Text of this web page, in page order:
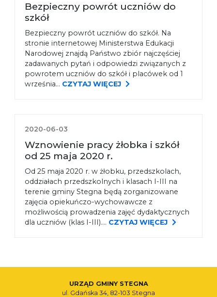
Bezpieczny powrót uczniów do
szkół
Bezpieczny powrót uczniów do szkół. Na
stronie internetowej Ministerstwa Edukacji
Narodowej znajdą Państwo zbiór najczęściej
zadawanych pytań i odpowiedzi związanych z
powrotem uczniów do szkół i placówek od 1
września... CZYTAJ WIĘCEJ
2020-06-03
Wznowienie pracy żłobka i szkół
od 25 maja 2020 r.
Od 25 maja 2020 r. w żłobku, przedszkolach,
oddziałach przedszkolnych i klasach I-III na
terenie gminy Stegna będą zorganizowane
zajęcia opiekuńczo-wychowawcze z
możliwością prowadzenia zajęć dydaktycznych
dla uczniów (klas I-III).... CZYTAJ WIĘCEJ
URZĄD GMINY STEGNA
ul. Gdańska 34, 82-103 Stegna